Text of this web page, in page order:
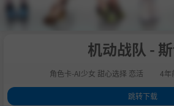
机动战队 -
角色卡-AI少女 甜心选择 恋活 4年
跳转下载